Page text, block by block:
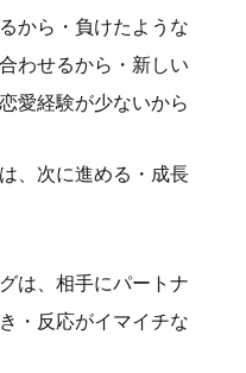
から・負けたような
わせるから・新しい
愛経験が少ないから
、次に進める・成長
は、相手にパートナ
・反応がイマイチな